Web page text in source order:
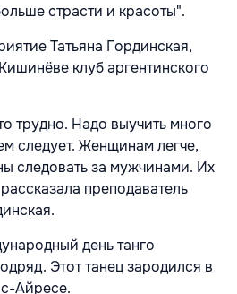
страсти и красоты".
Татьяна Гординская,
клуб аргентинского
трудно. Надо выучить много
следует. Женщинам легче,
следовать за мужчинами. Их
преподаватель
день танго
Этот танец зародился в
Айресе.